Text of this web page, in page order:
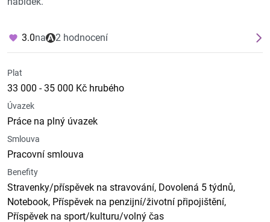
3.0na 2 hodnocení
Plat
33 000 - 35 000 Kč hrubého
Úvazek
Práce na plný úvazek
Smlouva
Pracovní smlouva
Benefity
Stravenky/příspěvek na stravování, Dovolená 5 týdnů,
Notebook, Příspěvek na penzijní/životní připojištění,
Příspěvek na sport/kulturu/volný čas